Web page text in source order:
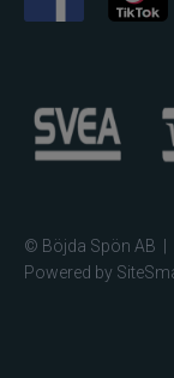
© Böjda Spön AB
Powered by